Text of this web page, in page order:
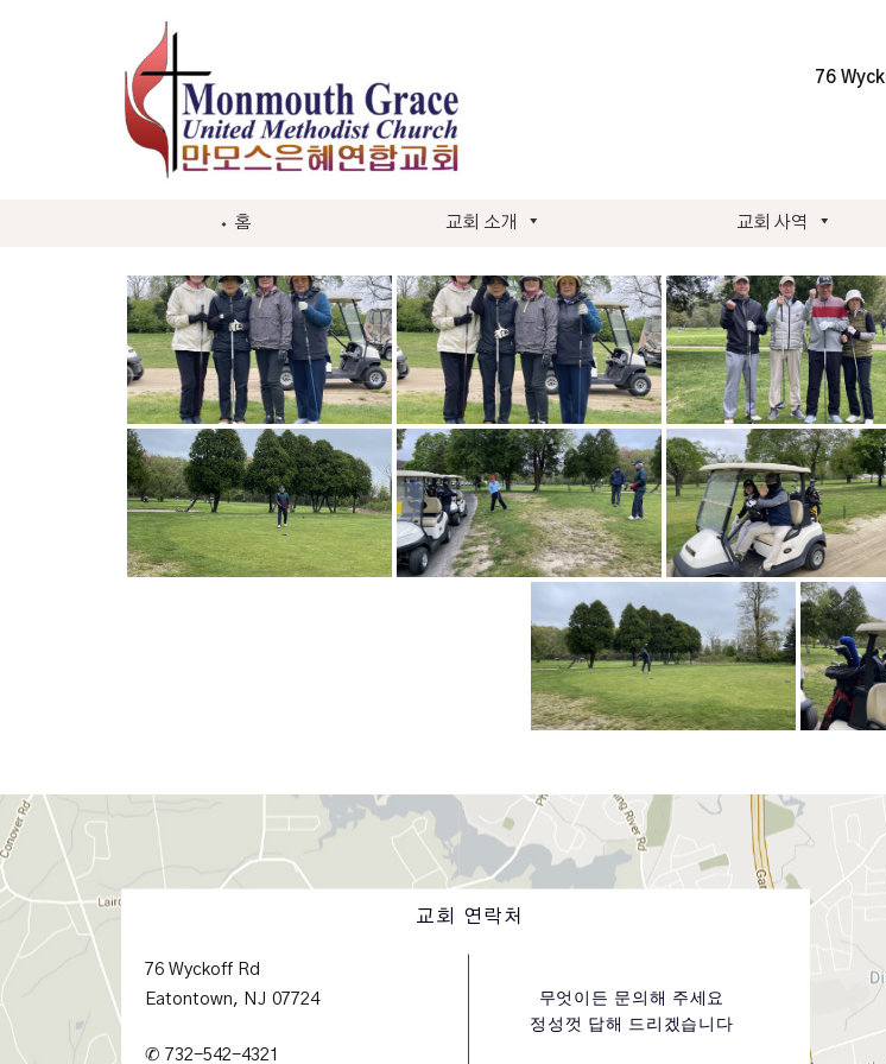
Church
76
⬩ 홈 교회 소개 교회 사역
교회 연락처
76 Wyckoff Rd
Eatontown, NJ 07724
✆ 732-542-4321
무엇이든 문의해 주세요
정성껏 답해 드리겠습니다